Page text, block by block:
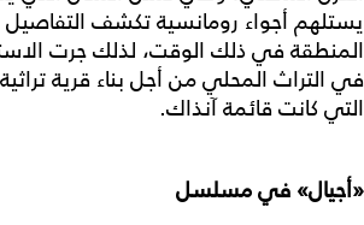
يستلهم أجواء رومانسية تكشف التفاصيل
المنطقة في ذلك الوقت، لذلك جرت
في التراث المحلي من أجل بناء قرية
التي كانت قائمة آنذاك.
«أجيال» فيمسلسل